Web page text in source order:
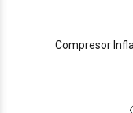
Compresor